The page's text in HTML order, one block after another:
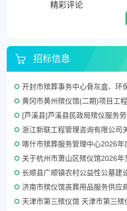
精彩评论
招标信息
开封市殡葬事务中心骨灰盒、环保棺等丧葬
黄冈市黄州殡仪馆(二期)项目工程设
[芦溪县]芦溪县民政局殡仪服务
浙江新联工程管理咨询有限公司关于嘉兴市公墓2026年度
喀什市殡葬服务管理中心2026年度殡
关于杭州市萧山区殡仪馆2026年至2029年物业
长顺县广顺镇农村公益性公墓建
济南市殡仪馆丧葬用品服务供应商
天津市第三殡仪馆 天津市第三殡仪馆2026年火化用燃油项